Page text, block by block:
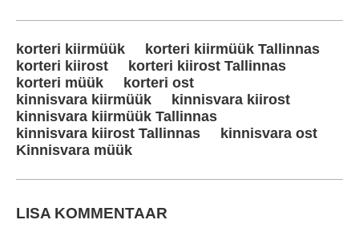
korteri kiirmüük
korteri kiirmüük Tallinnas
korteri kiirost
korteri kiirost Tallinnas
korteri müük
korteri ost
kinnisvara kiirmüük
kinnisvara kiirost
kinnisvara kiirmüük Tallinnas
kinnisvara kiirost Tallinnas
kinnisvara ost
Kinnisvara müük
LISA KOMMENTAAR